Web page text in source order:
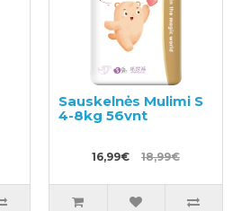
Sauskelnės Mulimi S
4-8kg 56vnt
16,99€ 18,99€